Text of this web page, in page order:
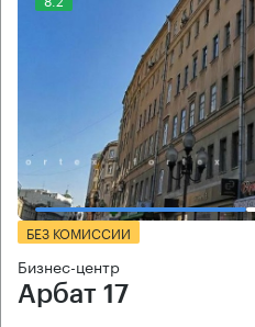
БЕЗ КОМИССИИ
Бизнес-центр
Арбат 17